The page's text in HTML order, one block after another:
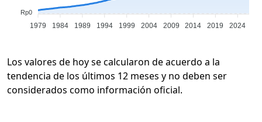
Rp0
1979 1984 1989 1994 1999 2004 2009 2014 2019 2024
Los valores de hoy se calcularon de acuerdo a la
tendencia de los últimos 12 meses y no deben ser
considerados como información oficial.